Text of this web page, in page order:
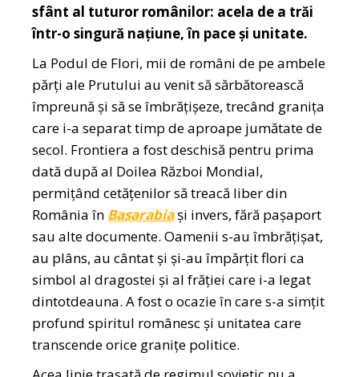
sfânt al tuturor românilor: acela de a trăi
într-o singură națiune, în pace și unitate.
La Podul de Flori, mii de români de pe ambele
părți ale Prutului au venit să sărbătorească
împreună și să se îmbrățișeze, trecând granița
care i-a separat timp de aproape jumătate de
secol. Frontiera a fost deschisă pentru prima
dată după al Doilea Război Mondial,
permițând cetățenilor să treacă liber din
România în Basarabiași invers, fără pașaport
sau alte documente. Oamenii s-au îmbrățișat,
au plâns, au cântat și și-au împărțit flori ca
simbol al dragostei și al frăției care i-a legat
dintotdeauna. A fost o ocazie în care s-a simțit
profund spiritul românesc și unitatea care
transcende orice granițe politice.